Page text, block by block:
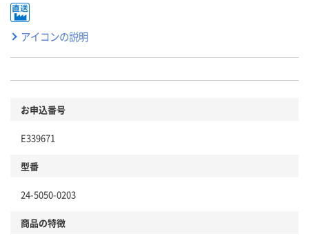
アイコンの説明
お申込番号
E339671
型番
24-5050-0203
商品の特徴